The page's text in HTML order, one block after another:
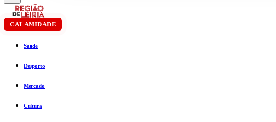
CALAMIDADE
Saúde
Desporto
Mercado
Cultura